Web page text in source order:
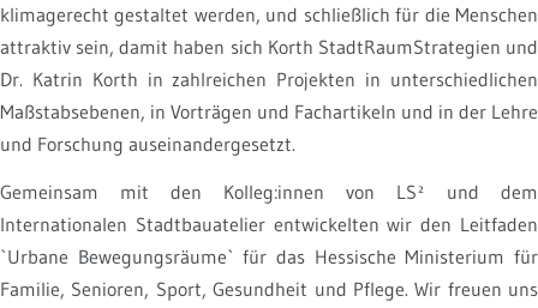
klimagerecht gestaltet werden, und schließlich für die Menschen
attraktiv sein, damit haben sich Korth StadtRaumStrategien und
Dr. Katrin Korth in zahlreichen Projekten in unterschiedlichen
Maßstabsebenen, in Vorträgen und Fachartikeln und in der Lehre
und Forschung auseinandergesetzt.
Gemeinsam mit den Kolleg:innen von LS² und dem
Internationalen Stadtbauatelier entwickelten wir den Leitfaden
`Urbane Bewegungsräume` für das Hessische Ministerium für
Familie, Senioren, Sport, Gesundheit und Pflege. Wir freuen uns